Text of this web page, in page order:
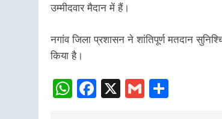
उम्मीदवार मैदान में हैं।
नगांव जिला प्रशासन ने शांतिपूर्ण मतदान
किया है।
WhatsApp
Facebook
X Gmail